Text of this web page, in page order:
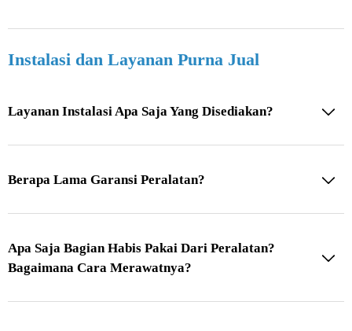
Instalasi dan Layanan Purna Jual
Layanan Instalasi Apa Saja Yang Disediakan?
Berapa Lama Garansi Peralatan?
Apa Saja Bagian Habis Pakai Dari Peralatan?
Bagaimana Cara Merawatnya?